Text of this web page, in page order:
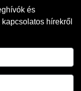
és
hírekről